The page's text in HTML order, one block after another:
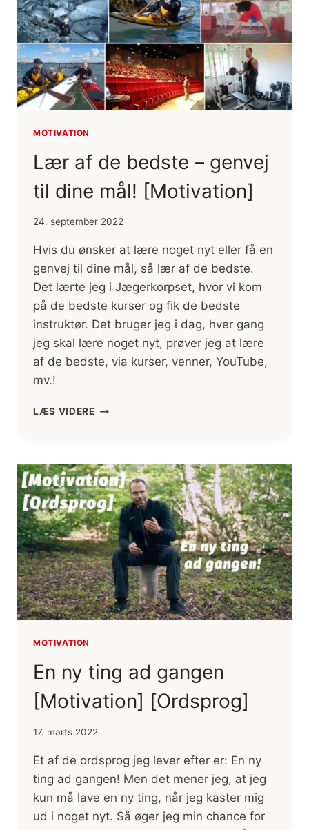
MOTIVATION
Lær af de bedste – genvej
til dine mål! [Motivation]
24. september 2022
Hvis du ønsker at lære noget nyt eller få en
genvej til dine mål, så lær af de bedste.
Det lærte jeg i Jægerkorpset, hvor vi kom
på de bedste kurser og fik de bedste
instruktør. Det bruger jeg i dag, hver gang
jeg skal lære noget nyt, prøver jeg at lære
af de bedste, via kurser, venner, YouTube,
mv.!
LÆS VIDERELÆR
–
GENVEJ
TIL
DINE
MÅL!
[MOTIVATION]
MOTIVATION
En ny ting ad gangen
[Motivation] [Ordsprog]
17. marts 2022
Et af de ordsprog jeg lever efter er: En ny
ting ad gangen! Men det mener jeg, at jeg
kun må lave en ny ting, når jeg kaster mig
ud i noget nyt. Så øger jeg min chance for